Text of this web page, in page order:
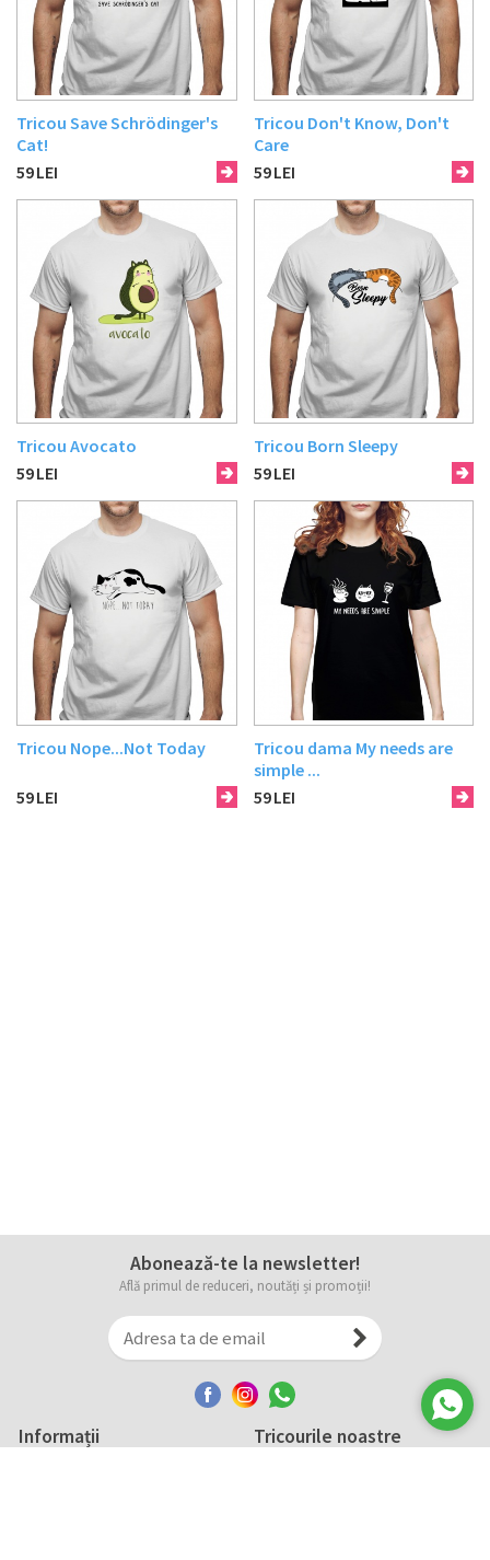
Tricou Save Schrödinger's
Cat!
59LEI
Tricou Don't Know, Don't
Care
59LEI
Tricou Avocato
59LEI
Tricou Born Sleepy
59LEI
Tricou Nope...Not Today
59LEI
Tricou dama My needs are
simple ...
59LEI
Abonează-te la newsletter!
Află primul de reduceri, noutăți și promoții!
Informații Tricourile noastre